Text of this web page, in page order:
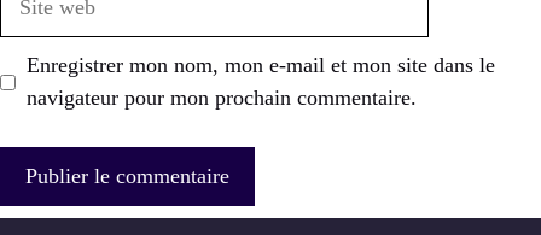
Enregistrer mon nom, mon e-mail et mon site dans le
navigateur pour mon prochain commentaire.